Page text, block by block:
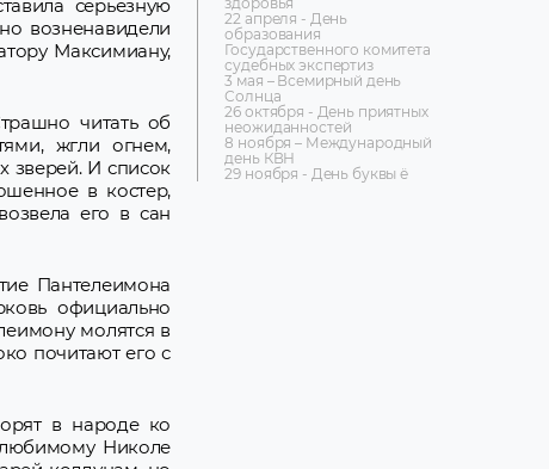
серьезную
возненавидели
Максимиану,
читать об
жгли огнем,
зверей. И список
в костер,
его в сан
Пантелеимона
официально
молятся в
почитают его с
в народе ко
любимому Николе
22 апреля - День
образования
Государственного комитета
судебных экспертиз
3 мая – Всемирный день
Солнца
26 октября - День приятных
неожиданностей
8 ноября – Международный
день КВН
29 ноября - День буквы ё